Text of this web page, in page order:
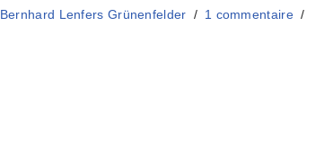
Bernhard Lenfers Grünenfelder
1 commentaire